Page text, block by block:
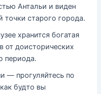
Антальи и виден
точки старого города.
хранится богатая
от доисторических
периода.
— прогуляйтесь по
будто вы